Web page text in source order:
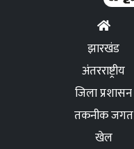
झारखंड
अंतरराष्ट्रीय
जिला प्रशासन
तकनीक जगत
खेल